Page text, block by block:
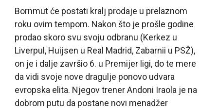
Bornmut će postati kralj prodaje u prelaznom
roku ovim tempom. Nakon što je prošle godine
prodao skoro svu svoju odbranu (Kerkez u
Liverpul, Huijsen u Real Madrid, Zabarnii u PSŽ),
on je i dalje završio 6. u Premijer ligi, do te mere
da vidi svoje nove dragulje ponovo udvara
evropska elita. Njegov trener Andoni Iraola je na
dobrom putu da postane novi menadžer